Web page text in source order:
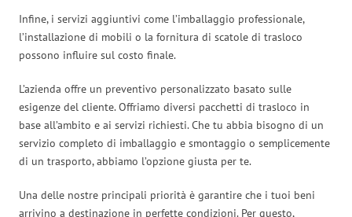
Infine, i servizi aggiuntivi come l’imballaggio professionale,
l’installazione di mobili o la fornitura di scatole di trasloco
possono influire sul costo finale.
L’azienda offre un preventivo personalizzato basato sulle
esigenze del cliente. Offriamo diversi pacchetti di trasloco in
base all’ambito e ai servizi richiesti. Che tu abbia bisogno di un
servizio completo di imballaggio e smontaggio o semplicemente
di un trasporto, abbiamo l’opzione giusta per te.
Una delle nostre principali priorità è garantire che i tuoi beni
arrivino a destinazione in perfette condizioni. Per questo,